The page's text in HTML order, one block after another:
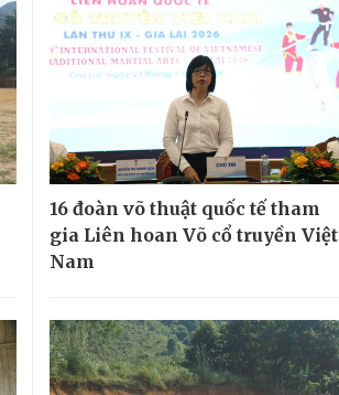
16 đoàn võ thuật quốc tế tham
gia Liên hoan Võ cổ truyền Việt
Nam